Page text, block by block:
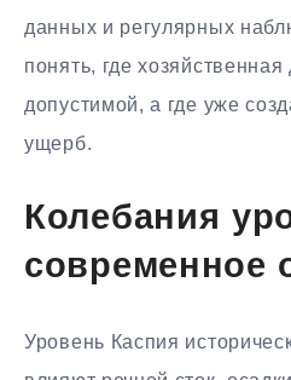
данных и регулярных
понять, где хозяйственная
допустимой, а где уже
ущерб.
Колебания
современное
Уровень Каспия